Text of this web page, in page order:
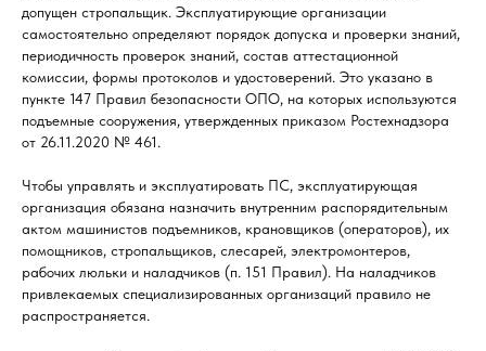
допущен стропальщик. Эксплуатирующие организации
самостоятельно определяют порядок допуска и проверки знаний,
периодичность проверок знаний, состав аттестационной
комиссии, формы протоколов и удостоверений. Это указано в
пункте 147 Правил безопасности ОПО, на которых используются
подъемные сооружения, утвержденных приказом Ростехнадзора
от 26.11.2020 № 461.
Чтобы управлять и эксплуатировать ПС, эксплуатирующая
организация обязана назначить внутренним распорядительным
актом машинистов подъемников, крановщиков (операторов), их
помощников, стропальщиков, слесарей, электромонтеров,
рабочих люльки и наладчиков (п. 151 Правил). На наладчиков
привлекаемых специализированных организаций правило не
распространяется.